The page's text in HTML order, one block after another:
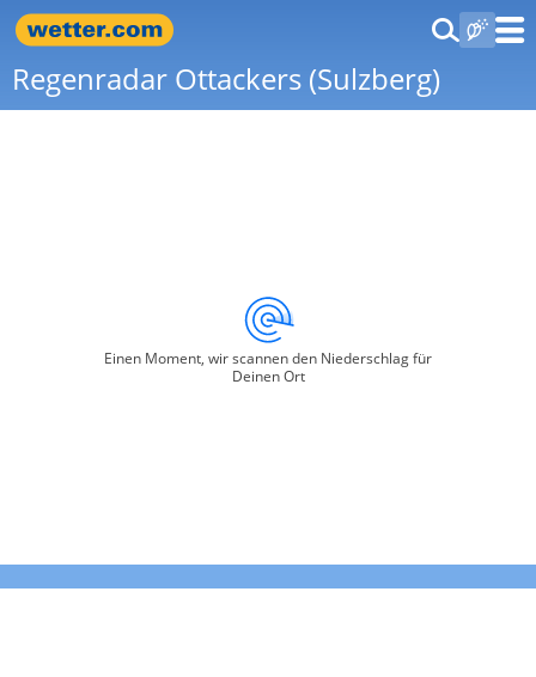
Regenradar Ottackers (Sulzberg)
Einen Moment, wir scannen den Niederschlag für
Deinen Ort